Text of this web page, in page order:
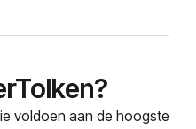
voldoen aan de hoogste